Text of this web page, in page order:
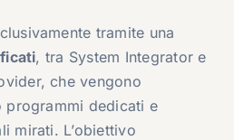
tramite una
, tra System Integrator e
che vengono
programmi dedicati e
mirati. L’obiettivo